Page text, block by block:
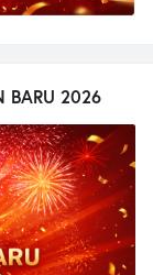
BARU 2026